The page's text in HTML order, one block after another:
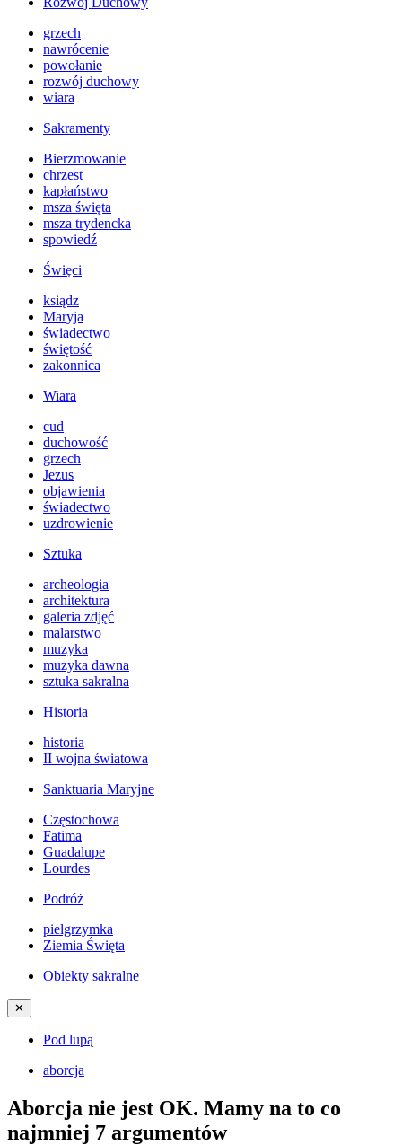
grzech
nawrócenie
powołanie
rozwój duchowy
wiara
Sakramenty
Bierzmowanie
chrzest
kapłaństwo
msza święta
msza trydencka
spowiedź
Święci
ksiądz
Maryja
świadectwo
świętość
zakonnica
Wiara
cud
duchowość
grzech
Jezus
objawienia
świadectwo
uzdrowienie
Sztuka
archeologia
architektura
galeria zdjęć
malarstwo
muzyka
muzyka dawna
sztuka sakralna
Historia
historia
II wojna światowa
Sanktuaria Maryjne
Częstochowa
Fatima
Guadalupe
Lourdes
Podróż
pielgrzymka
Ziemia Święta
Obiekty sakralne
✕
Pod lupą
aborcja
Aborcja nie jest OK. Mamy na to co
najmniej 7 argumentów